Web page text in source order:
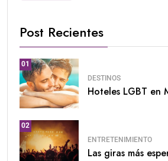
Post Recientes
01
DESTINOS
Hoteles LGBT en
02
ENTRETENIMIENTO
Las giras más